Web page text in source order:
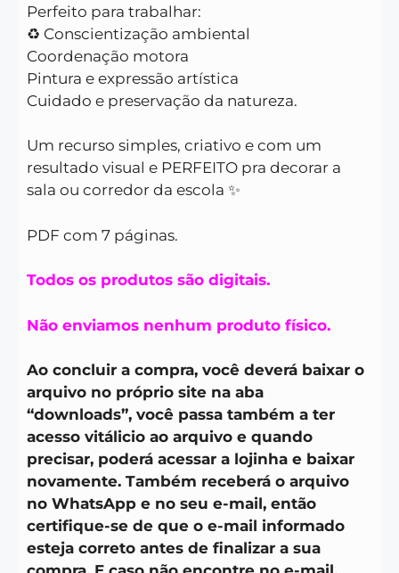
Perfeito para trabalhar:
♻️ Conscientização ambiental
Coordenação motora
Pintura e expressão artística
Cuidado e preservação da natureza.
Um recurso simples, criativo e com um
resultado visual e PERFEITO pra decorar a
sala ou corredor da escola ✨
PDF com 7 páginas.
Todos os produtos são digitais.
Não enviamos nenhum produto físico.
Ao concluir a compra, você deverá baixar o
arquivo no próprio site na aba
“downloads”, você passa também a ter
acesso vitálicio ao arquivo e quando
precisar, poderá acessar a lojinha e baixar
novamente. Também receberá o arquivo
no WhatsApp e no seu e-mail, então
certifique-se de que o e-mail informado
esteja correto antes de finalizar a sua